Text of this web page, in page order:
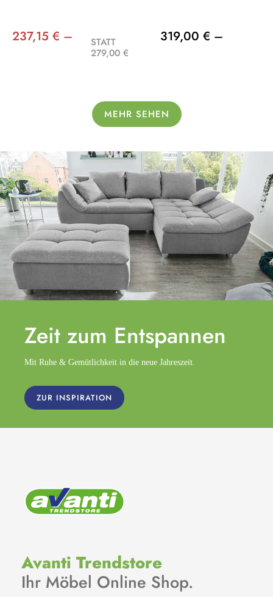
237,15 € –
STATT
279,00 €
319,00 € –
MEHR SEHEN
Zeit zum Entspannen
Mit Ruhe & Gemütlichkeit in die neue Jahreszeit.
ZUR INSPIRATION
Avanti Trendstore
Ihr Möbel Online Shop.